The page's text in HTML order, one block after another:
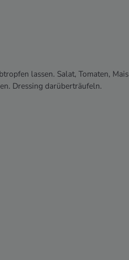
lassen. Salat, Tomaten, Mais
Dressing darüberträufeln.